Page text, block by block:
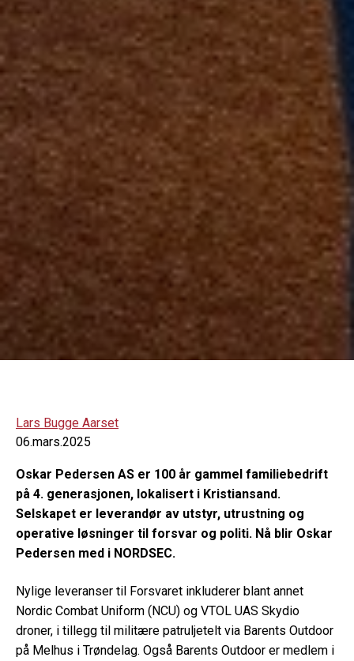
Lars Bugge Aarset
06.mars.2025
Oskar Pedersen AS er 100 år gammel familiebedrift
på 4. generasjonen, lokalisert i Kristiansand.
Selskapet er leverandør av utstyr, utrustning og
operative løsninger til forsvar og politi. Nå blir Oskar
Pedersen med i NORDSEC.
Nylige leveranser til Forsvaret inkluderer blant annet
Nordic Combat Uniform (NCU) og VTOL UAS Skydio
droner, i tillegg til militære patruljetelt via Barents Outdoor
på Melhus i Trøndelag. Også Barents Outdoor er medlem i